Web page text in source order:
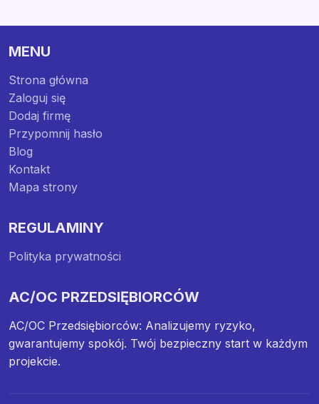
MENU
Strona główna
Zaloguj się
Dodaj firmę
Przypomnij hasło
Blog
Kontakt
Mapa strony
REGULAMINY
Polityka prywatności
AC/OC PRZEDSIĘBIORCÓW
AC/OC Przedsiębiorców: Analizujemy ryzyko,
gwarantujemy spokój. Twój bezpieczny start w każdym
projekcie.